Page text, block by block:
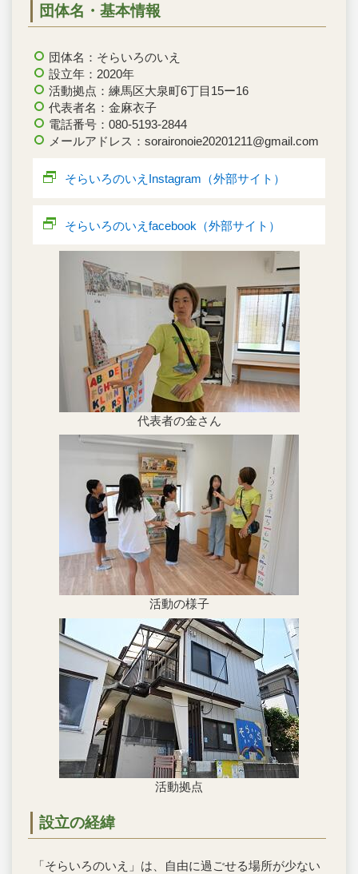
団体名・基本情報
団体名：そらいろのいえ
設立年：2020年
活動拠点：練馬区大泉町6丁目15ー16
代表者名：金麻衣子
電話番号：080-5193-2844
メールアドレス：soraironoie20201211@gmail.com
そらいろのいえInstagram（外部サイト）
そらいろのいえfacebook（外部サイト）
代表者の金さん
活動の様子
活動拠点
設立の経緯
「そらいろのいえ」は、自由に過ごせる場所が少ない